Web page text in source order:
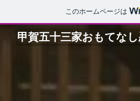
このホームページは
甲賀五十三家おもてな